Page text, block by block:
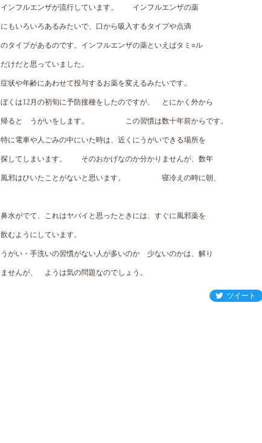
インフルエンザが流行しています。 インフルエンザの薬
にもいろいろあるみたいで、口から吸入するタイプや点滴
のタイプがあるのです。インフルエンザの薬といえばタミ○ル
だけだと思っていました。
症状や年齢にあわせて投与するお薬を変えるみたいです。
ぼくは12月の初旬に予防接種をしたのですが、 とにかく外から
帰ると うがいをします。 この習慣は数十年前からです。
特に電車や人ごみの中にいた時は、近くにうがいできる場所を
探してしまいます。 そのおかげなのか分かりませんが、数年
風邪はひいたことがないと思います。 寝冷えの時に朝、
鼻水がでて、これはヤバイと思ったときには、すぐに風邪薬を
飲むようにしています。
うがい・手洗いの習慣がない人が多いのか 少ないのかは、解り
ませんが、 ようは気の問題なのでしょう。
ツイート